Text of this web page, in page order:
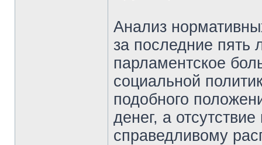
Анализ
за последние пять
парламентское
социальной
подобного
денег, а
справедливому